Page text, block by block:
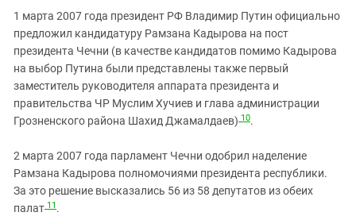
1 марта 2007 года президент РФ Владимир Путин официально
предложил кандидатуру Рамзана Кадырова на пост
президента Чечни (в качестве кандидатов помимо Кадырова
на выбор Путина были представлены также первый
заместитель руководителя аппарата президента и
правительства ЧР Муслим Хучиев и глава администрации
Грозненского района Шахид Джамалдаев) 10.
2 марта 2007 года парламент Чечни одобрил наделение
Рамзана Кадырова полномочиями президента республики.
За это решение высказались 56 из 58 депутатов из обеих
палат 11 .